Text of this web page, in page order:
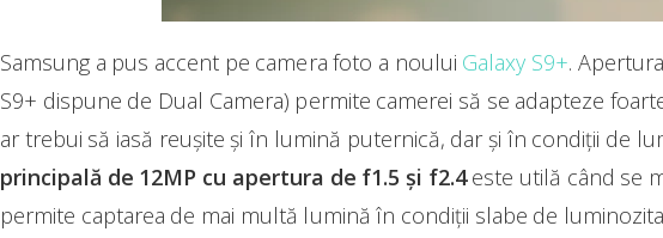
Samsung a pus accent pe camera foto a noului Galaxy S9+.
S9+ dispune de Dual Camera) permite camerei să se adapteze
ar trebui să iasă reușite și în lumină puternică, dar și în condiții de
principală de 12MP cu apertura de f1.5 și f2.4este utilă când se
permite captarea de mai multă lumină în condiții slabe de